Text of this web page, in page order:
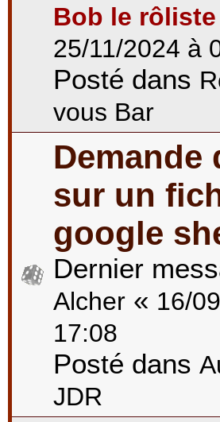
Bob le rôliste
25/11/2024 à
Posté dans
vous Bar
Demande
sur un
google
Dernier
Alcher « 16/
17:08
Posté dans
JDR